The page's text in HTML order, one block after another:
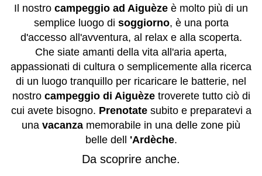
Il nostro campeggio ad Aiguèze è molto più di un
semplice luogo di soggiorno, è una porta
d'accesso all'avventura, al relax e alla scoperta.
Che siate amanti della vita all'aria aperta,
appassionati di cultura o semplicemente alla ricerca
di un luogo tranquillo per ricaricare le batterie, nel
nostro campeggio di Aiguèzetroverete tutto ciò di
cui avete bisogno. Prenotatesubito e preparatevi a
una vacanza memorabile in una delle zone più
belle dell 'Ardèche.
Da scoprire anche.